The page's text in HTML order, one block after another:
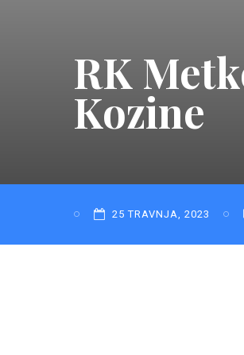
RK
Kozine
25 TRAVNJA, 2023